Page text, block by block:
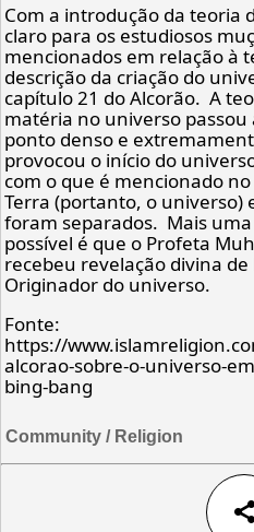
Com a introdução da teoria
claro para os estudiosos
mencionados em relação à
descrição da criação do
capítulo 21 do Alcorão. A
matéria no universo
ponto denso e
provocou o início do
com o que é mencionado
Terra (portanto, o universo)
foram separados. Mais
possível é que o Profeta
recebeu revelação divina de
Originador do universo.
Fonte:
https://
alcorao-sobre-o-universo-
bing-bang
Community / Religion
share